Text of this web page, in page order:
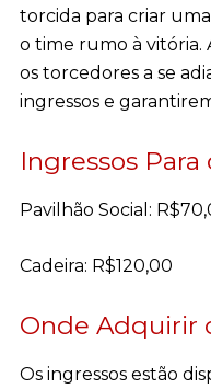
torcida para criar
o time rumo à vitória.
os torcedores a se
ingressos e
Ingressos
Pavilhão Social:
Cadeira: R$120,00
Onde Adquirir
Os ingressos estão